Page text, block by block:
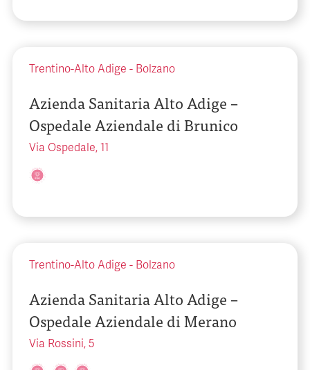
Trentino-Alto Adige - Bolzano
Azienda Sanitaria Alto Adige –
Ospedale Aziendale di Brunico
Via Ospedale, 11
Trentino-Alto Adige - Bolzano
Azienda Sanitaria Alto Adige –
Ospedale Aziendale di Merano
Via Rossini, 5